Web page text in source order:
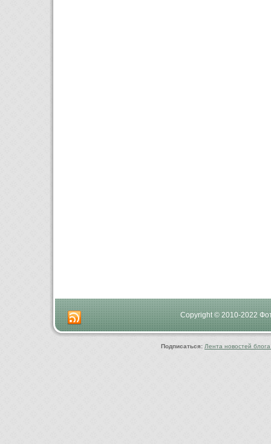
Copyright © 2010-2022
Подписаться: Лента новостей